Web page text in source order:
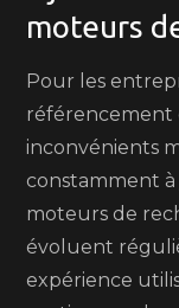
moteurs
Pour les
référencement
inconvénients
constamment
moteurs de
évoluent
expérience